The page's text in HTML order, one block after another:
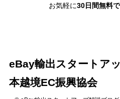
お気軽に30日間無料
eBay輸出スタートア
本越境EC振興協会